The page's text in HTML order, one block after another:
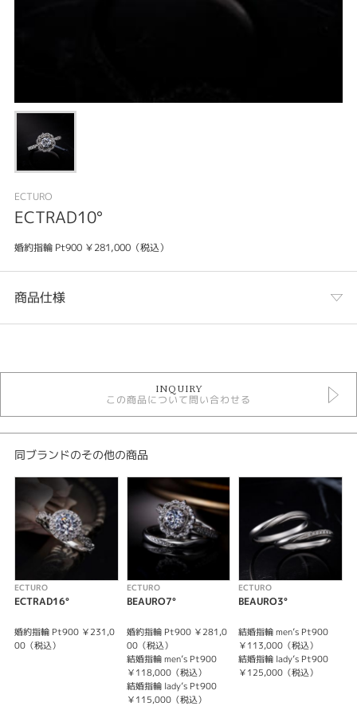
ECTURO
ECTRAD10°
婚約指輪 Pt900 ￥281,000（税込）
商品仕様
婚約指輪
エクトゥーロ 婚約指輪
婚約指輪 サイドメレ
婚約指輪 ストレート
婚約指輪 プラチナカラー
婚約指輪 ミルグレイン
デザイン
ゴージャス
テイスト
婚約指輪 ラグジュアリー
紹介文
ブライダルジュエリーの伝統様式を重んじながら
洗練された耽美を独創するエクトゥーロ
完璧なふたりの愛と 永遠に輝く未来
INQUIRY
この商品について問い合わせる
同ブランドのその他の商品
ECTURO
ECTRAD16°
婚約指輪 Pt900 ￥231,0
00（税込）
ECTURO
BEAURO7°
婚約指輪 Pt900 ￥281,0
00（税込）
結婚指輪 men’s Pt900
￥118,000（税込）
結婚指輪 lady’s Pt900
￥115,000（税込）
ECTURO
BEAURO3°
結婚指輪 men’s Pt900
￥113,000（税込）
結婚指輪 lady’s Pt900
￥125,000（税込）